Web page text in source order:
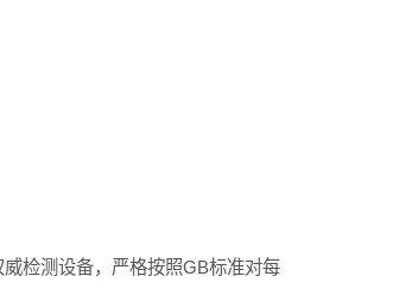
检测设备，严格按照GB标准对每